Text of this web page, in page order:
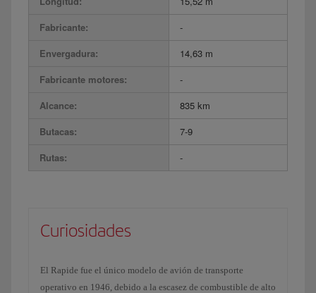
Fabricante:
-
Envergadura:
14,63 m
Fabricante motores:
-
Alcance:
835 km
Butacas:
7-9
Rutas:
-
Curiosidades
El Rapide fue el único modelo de avión de transporte
operativo en 1946, debido a la escasez de combustible de alto